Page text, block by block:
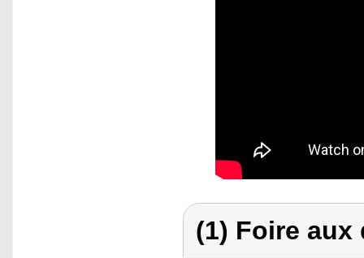
(1) Foire